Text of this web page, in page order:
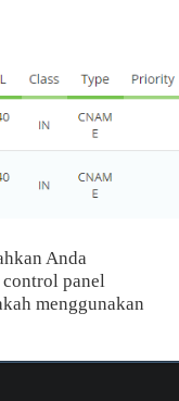
Anda
control panel
menggunakan